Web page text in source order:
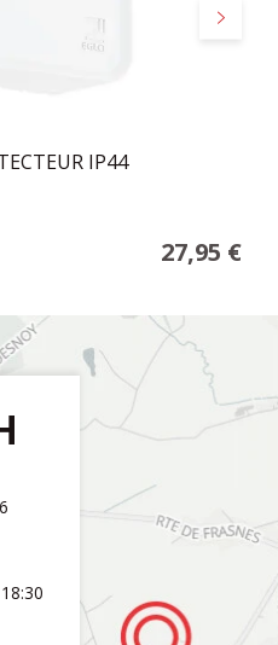
Suivant
IP44
27,95 €